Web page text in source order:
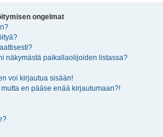
ongelmat
näkymästä paikallaolijoiden listassa?
voi kirjautua sisään!
en pääse enää kirjautumaan?!